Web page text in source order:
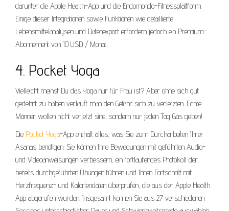
darunter die Apple Health-App und die Endomondo-Fitnessplattform.
Einige dieser Integrationen sowie Funktionen wie detaillierte
Lebensmittelanalysen und Datenexport erfordern jedoch ein Premium-
Abonnement von 10 USD / Monat.
4. Pocket Yoga
Vielleicht meinst Du das Yoga nur für Frau ist? Aber ohne sich gut
gedehnt zu haben verlauft man den Gefahr sich zu verletzten. Echte
Männer wollen nicht verletzt sine, sondern nur jeden Tag Gas geben!
Die Pocket Yoga-App enthält alles, was Sie zum Durcharbeiten Ihrer
Asanas benötigen. Sie können Ihre Bewegungen mit geführten Audio-
und Videoanweisungen verbessern, ein fortlaufendes Protokoll der
bereits durchgeführten Übungen führen und Ihren Fortschritt mit
Herzfrequenz- und Kaloriendaten überprüfen, die aus der Apple Health
App abgerufen wurden. Insgesamt können Sie aus 27 verschiedenen